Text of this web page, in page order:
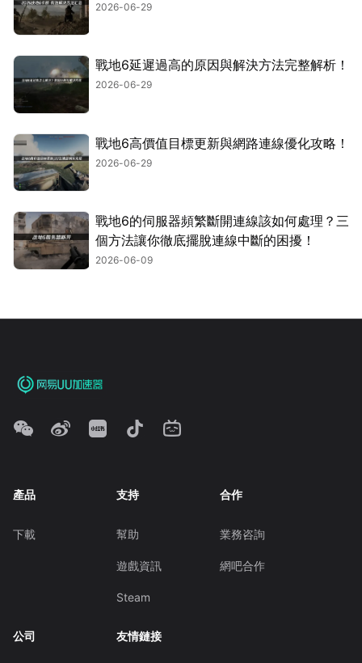
2026-06-29
戰地6延遲過高的原因與解決方法完整解析！
2026-06-29
戰地6高價值目標更新與網路連線優化攻略！
2026-06-29
戰地6的伺服器頻繁斷開連線該如何處理？三
個方法讓你徹底擺脫連線中斷的困擾！
2026-06-09
產品
下載
支持
幫助
遊戲資訊
Steam
合作
業務咨詢
網吧合作
公司 友情鏈接